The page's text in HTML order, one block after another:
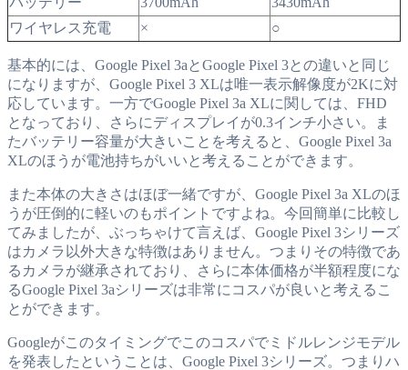
ワイヤレス充電
× ○
基本的には、Google Pixel 3aとGoogle Pixel 3との違いと同じ
になりますが、Google Pixel 3 XLは唯一表示解像度が2Kに対
応しています。一方でGoogle Pixel 3a XLに関しては、FHD
となっており、さらにディスプレイが0.3インチ小さい。ま
たバッテリー容量が大きいことを考えると、Google Pixel 3a
XLのほうが電池持ちがいいと考えることができます。
また本体の大きさはほぼ一緒ですが、Google Pixel 3a XLのほ
うが圧倒的に軽いのもポイントですよね。今回簡単に比較し
てみましたが、ぶっちゃけて言えば、Google Pixel 3シリーズ
はカメラ以外大きな特徴はありません。つまりその特徴であ
るカメラが継承されており、さらに本体価格が半額程度にな
るGoogle Pixel 3aシリーズは非常にコスパが良いと考えるこ
とができます。
Googleがこのタイミングでこのコスパでミドルレンジモデル
を発表したということは、Google Pixel 3シリーズ。つまりハ